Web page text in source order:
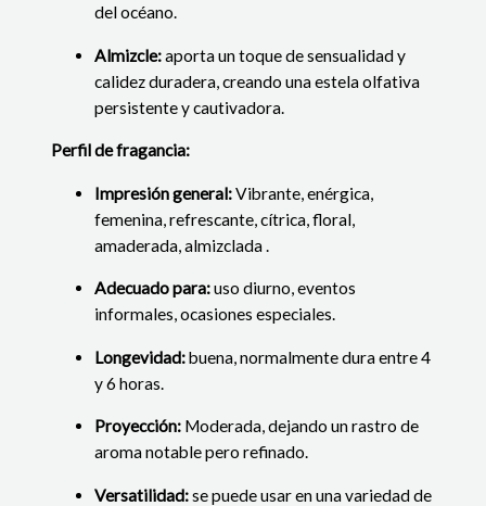
del océano.
Almizcle:aporta un toque de sensualidad y
calidez duradera, creando una estela olfativa
persistente y cautivadora.
Perfil de fragancia:
Impresión general:Vibrante, enérgica,
femenina, refrescante, cítrica, floral,
amaderada, almizclada .
Adecuado para:uso diurno, eventos
informales, ocasiones especiales.
Longevidad:buena, normalmente dura entre 4
y 6 horas.
Proyección: Moderada, dejando un rastro de
aroma notable pero refinado.
Versatilidad:se puede usar en una variedad de